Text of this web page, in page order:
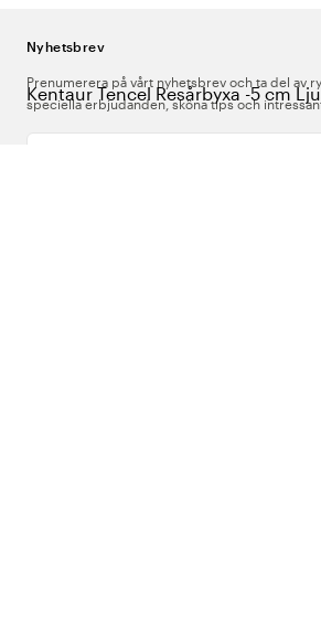
Kentaur Tencel Resårbyxa -5 cm
Nyhetsbrev
Prenumerera på vårt nyhetsbrev och ta del av
speciella erbjudanden, sköna tips och
Ange din e-postadress